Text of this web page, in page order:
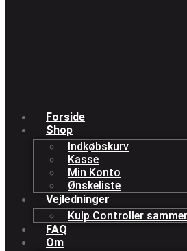
Forside
Shop
Indkøbskurv
Kasse
Min Konto
Ønskeliste
Vejledninger
Kulp Controller
FAQ
Om